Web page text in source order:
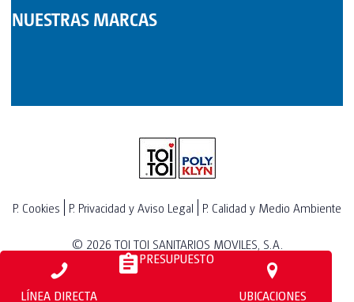
LÍNEA DIRECTA
PRESUPUESTO
UBICACIONES
NUESTRAS MARCAS
© 2026 TOI TOI SANITARIOS MOVILES, S.A.
P. Cookies P. Privacidad y Aviso Legal P. Calidad y Medio Ambiente